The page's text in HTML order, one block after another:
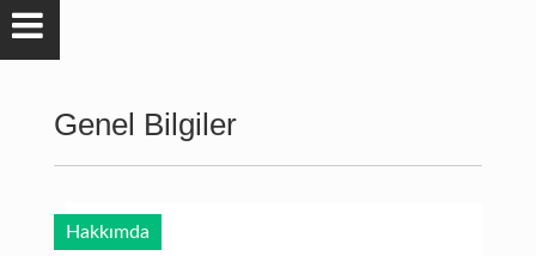
Genel Bilgiler
Hakkımda